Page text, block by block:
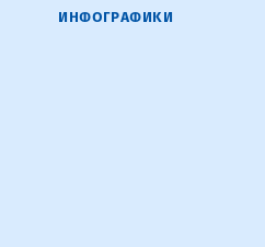
ИНФОГРАФИКИ